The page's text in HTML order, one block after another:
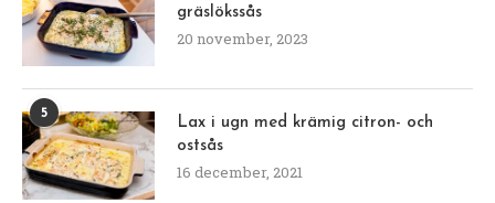
gräslökssås
20 november, 2023
5
Lax i ugn med krämig citron- och
ostsås
16 december, 2021